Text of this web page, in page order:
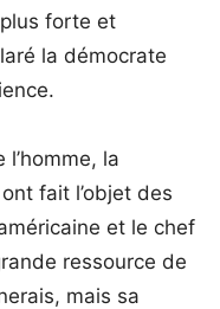
forte et
la démocrate
la
fait l’objet des
et le chef
ressource de
mais sa